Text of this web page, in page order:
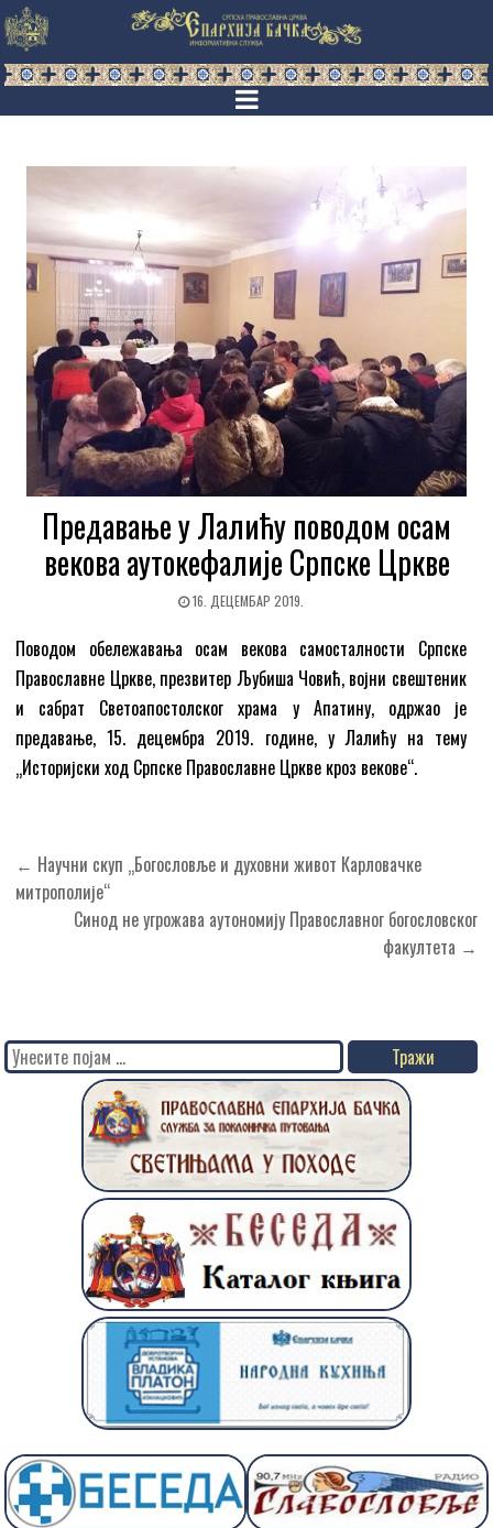
Предавање у Лалићу поводом осам
векова аутокефалије Српске Цркве
16. ДЕЦЕМБАР 2019.
Поводом обележавања осам векова самосталности Српске
Православне Цркве, презвитер Љубиша Човић, војни свештеник
и сабрат Светоапостолског храма у Апатину, одржао је
предавање, 15. децембра 2019. године, у Лалићу на тему
„Историјски ход Српске Православне Цркве кроз векове“.
Кретање
чланка
← Научни скуп „Богословље и духовни живот Карловачке
митрополије“
Синод не угрожава аутономију Православног богословског
факултета →
Search
for: